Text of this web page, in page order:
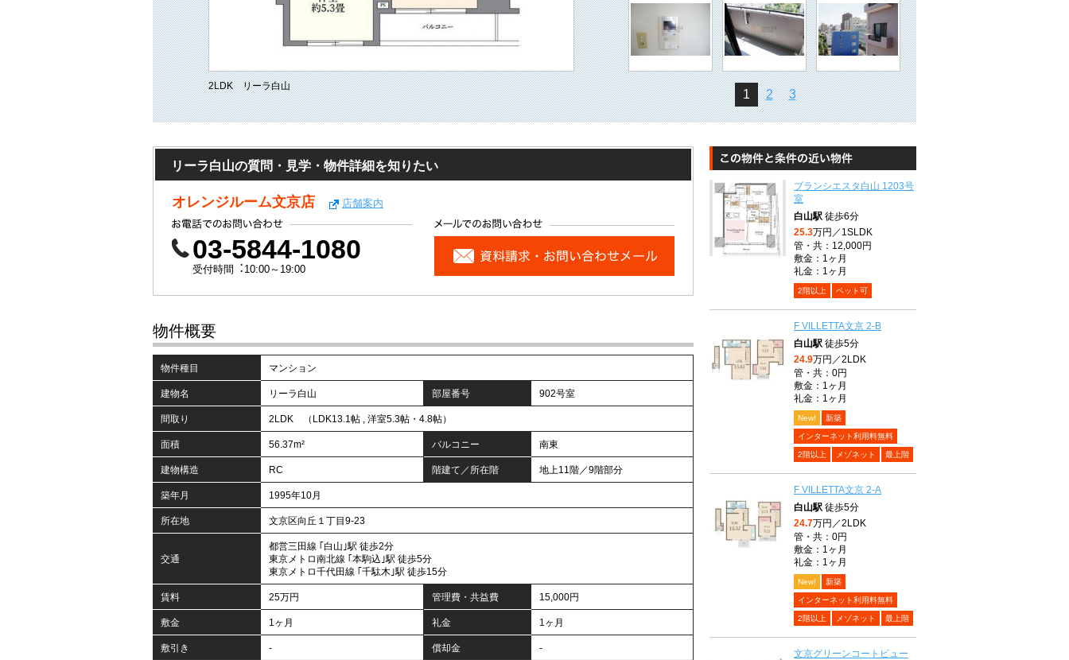
2LDK リーラ白山
1 2 3
リーラ白山の質問・見学・物件詳細を知りたい
オレンジルーム文京店 店舗案内
03-5844-1080
受付時間︓10:00～19:00
物件概要
物件種目 マンション
建物名 リーラ白山 部屋番号 902号室
間取り 2LDK （LDK13.1帖 , 洋室5.3帖・4.8帖）
面積 56.37m² バルコニー 南東
建物構造 RC 階建て／所在階 地上11階／9階部分
築年月 1995年10月
所在地 文京区向丘１丁目9-23
交通
都営三田線 ｢白山｣駅 徒歩2分
東京メトロ南北線 ｢本駒込｣駅 徒歩5分
東京メトロ千代田線 ｢千駄木｣駅 徒歩15分
賃料 25万円 管理費・共益費 15,000円
敷金 1ヶ月 礼金 1ヶ月
敷引き - 償却金 -
ブランシエスタ白山 1203号
室
白山駅 徒歩6分
25.3万円／1SLDK
管・共：12,000円
敷金：1ヶ月
礼金：1ヶ月
2階以上 ペット可
F VILLETTA文京 2-B
白山駅 徒歩5分
24.9万円／2LDK
管・共：0円
敷金：1ヶ月
礼金：1ヶ月
New! 新築
インターネット利用料無料
2階以上 メゾネット 最上階
F VILLETTA文京 2-A
白山駅 徒歩5分
24.7万円／2LDK
管・共：0円
敷金：1ヶ月
礼金：1ヶ月
New! 新築
インターネット利用料無料
2階以上 メゾネット 最上階
文京グリーンコートビュー